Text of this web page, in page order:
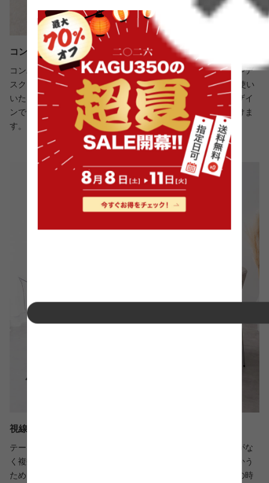
コンパクトながら使い勝手の良いサイズ感
コンパクトながら十分な作業スペースのあるテーブル。食事やデ
スクワーク、来客時と1人の時だけでなく、2人でも快適にお使い
いただくことが可能です。作業や団らんにぴったりな円形デザイ
ンで、限られたスペースでも快適な使い心地を感じていただけま
す。
視線が交わり会話が弾むラウンド型
テーブルを囲んで席に着く円形テーブルは、座る場所に制限がな
く複数人でも利用可能。また、全員の視線が自然と中央に向かう
ため、視線が交わり会話が弾みます。家族や友人との団らんの時